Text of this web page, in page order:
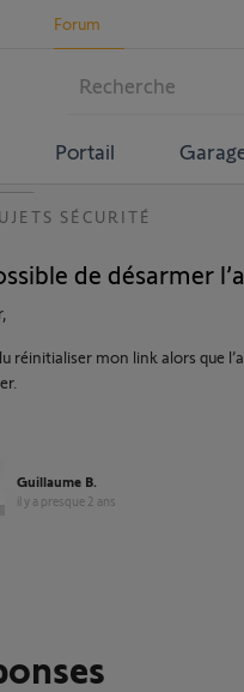
Forum
Portail
SÉCURITÉ
de désarmer
réinitialiser mon link alors que
Guillaume B.
il y a presque 2 ans